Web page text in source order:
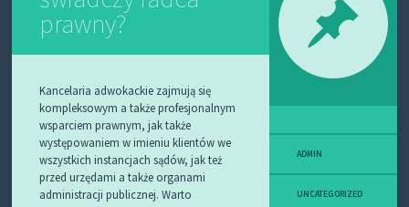
prawny?
Kancelaria adwokackie zajmują się
kompleksowym a także profesjonalnym
wsparciem prawnym, jak także
występowaniem w imieniu klientów we
wszystkich instancjach sądów, jak też
przed urzędami a także organami
administracji publicznej. Warto
ADMIN
UNCATEGORIZED